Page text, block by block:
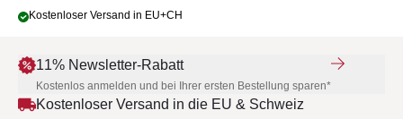
Kostenloser Versand in EU+CH
11% Newsletter-Rabatt
Kostenlos anmelden und bei Ihrer ersten Bestellung sparen*
Kostenloser Versand in die EU & Schweiz